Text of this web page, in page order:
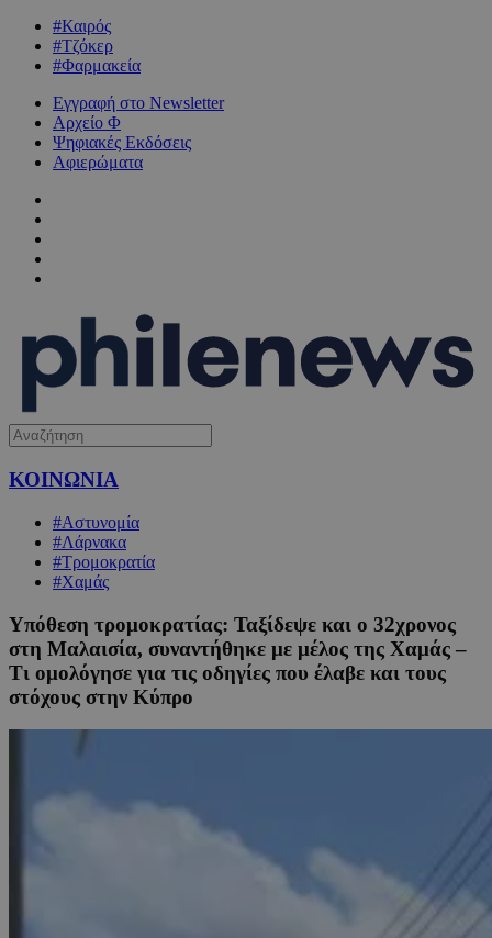
#Καιρός
#Τζόκερ
#Φαρμακεία
Εγγραφή στο Newsletter
Αρχείο Φ
Ψηφιακές Εκδόσεις
Αφιερώματα
ΚΟΙΝΩΝΙΑ
#Αστυνομία
#Λάρνακα
#Τρομοκρατία
#Χαμάς
Υπόθεση τρομοκρατίας: Ταξίδεψε και ο 32χρονος
στη Μαλαισία, συναντήθηκε με μέλος της Χαμάς –
Τι ομολόγησε για τις οδηγίες που έλαβε και τους
στόχους στην Κύπρο